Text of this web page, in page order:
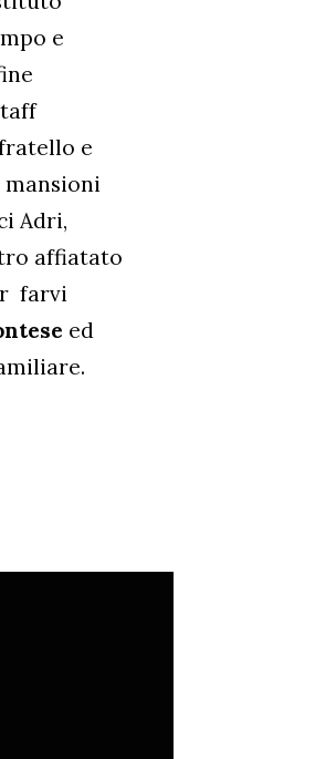
e
e
Adri,
affiatato
farvi
ed